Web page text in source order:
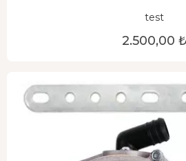
test
2.500,00 ₺